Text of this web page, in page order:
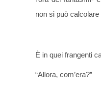
non si può calcolare
È in quei frangenti
“Allora, com’era?”